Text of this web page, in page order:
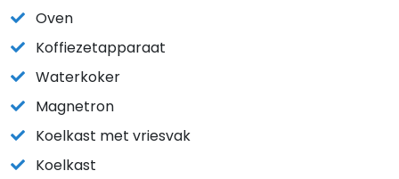
Oven
Koffiezetapparaat
Waterkoker
Magnetron
Koelkast met vriesvak
Koelkast